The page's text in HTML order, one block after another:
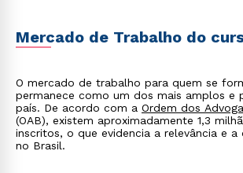
acesso à justiça;
Direito do Trabalho: dedica-se às
que disciplinam a atuação da
como licitações, contratos
públicos.
Mercado de Trabalho do
O mercado de trabalho para quem se
permanece como um dos mais amplos e
país. De acordo com a Ordem dos
(OAB), existem aproximadamente 1,3
inscritos, o que evidencia a relevância e a
no Brasil.